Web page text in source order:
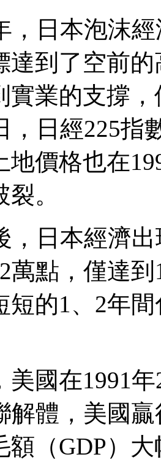
，日本泡沫
達到了空前
實業的支撐
，日經225指
地價格也在
。
，日本經濟
萬點，僅達
短的1、2年
美國在1991
解體，美國
額（GDP）